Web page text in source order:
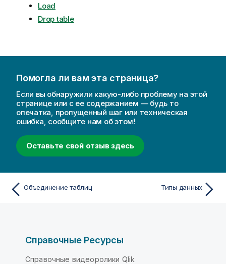
Load
Drop table
Помогла ли вам эта страница?
Если вы обнаружили какую-либо проблему на этой
странице или с ее содержанием — будь то
опечатка, пропущенный шаг или техническая
ошибка, сообщите нам об этом!
Оставьте свой отзыв здесь
Объединение таблиц Типы данных
Справочные Ресурсы
Справочные видеоролики Qlik